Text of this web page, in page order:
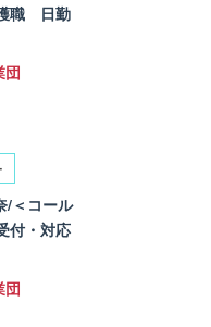
職 日勤
団
/＜コール
付・対応
団